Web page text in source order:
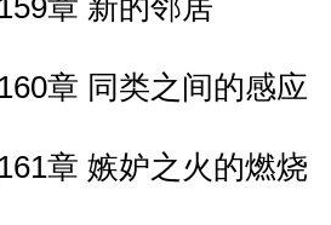
章 新的邻居
章 同类之间的感应
章 嫉妒之火的燃烧